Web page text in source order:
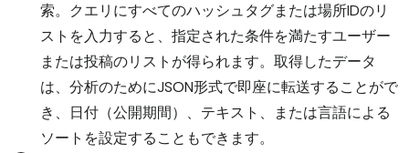
索。クエリにすべてのハッシュタグまたは場所IDのリ
ストを入力すると、指定された条件を満たすユーザー
または投稿のリストが得られます。取得したデータ
は、分析のためにJSON形式で即座に転送することがで
き、日付（公開期間）、テキスト、または言語による
ソートを設定することもできます。